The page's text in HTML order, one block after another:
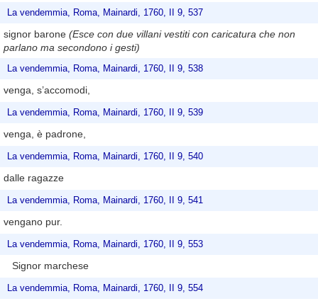
La vendemmia, Roma, Mainardi, 1760, II 9, 537
signor barone (Esce con due villani vestiti con caricatura che non
parlano ma secondono i gesti)
La vendemmia, Roma, Mainardi, 1760, II 9, 538
venga, s’accomodi,
La vendemmia, Roma, Mainardi, 1760, II 9, 539
venga, è padrone,
La vendemmia, Roma, Mainardi, 1760, II 9, 540
dalle ragazze
La vendemmia, Roma, Mainardi, 1760, II 9, 541
vengano pur.
La vendemmia, Roma, Mainardi, 1760, II 9, 553
Signor marchese
La vendemmia, Roma, Mainardi, 1760, II 9, 554